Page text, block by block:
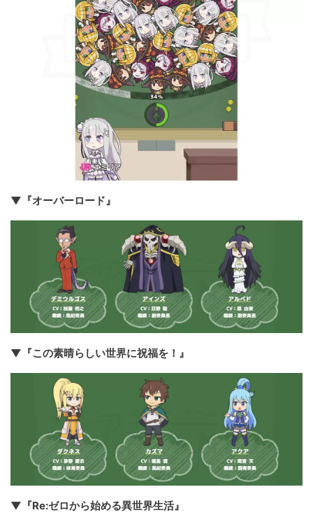
▼『オーバーロード』
▼『この素晴らしい世界に祝福を！』
▼『Re:ゼロから始める異世界生活』